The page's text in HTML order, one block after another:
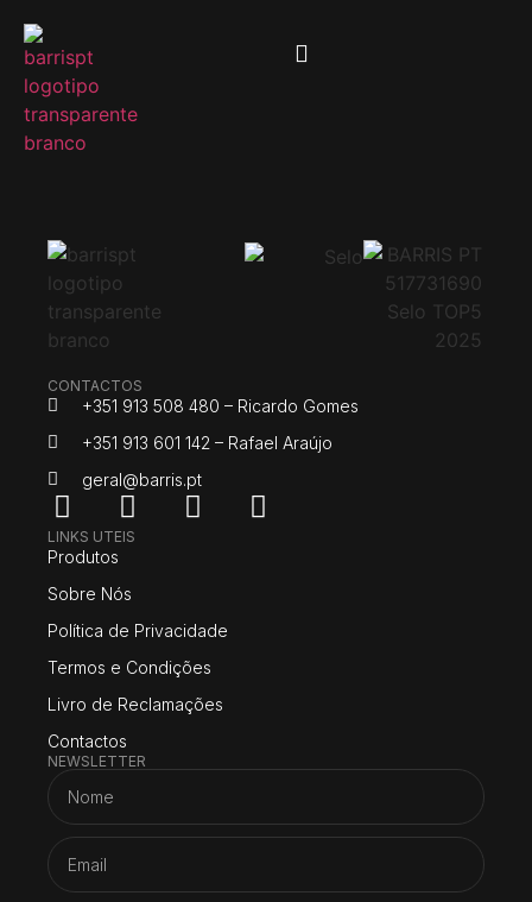
CONTACTOS
+351 913 508 480 – Ricardo Gomes
+351 913 601 142 – Rafael Araújo
geral@barris.pt
LINKS UTEIS
Produtos
Sobre Nós
Política de Privacidade
Termos e Condições
Livro de Reclamações
Contactos
NEWSLETTER